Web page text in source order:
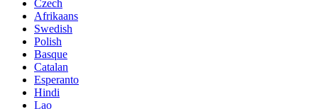
Czech
Afrikaans
Swedish
Polish
Basque
Catalan
Esperanto
Hindi
Lao